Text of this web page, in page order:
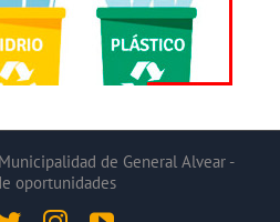
de General Alvear -
oportunidades